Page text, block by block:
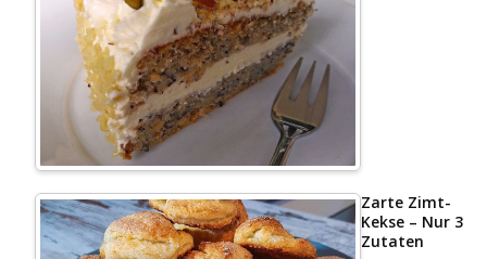
Zarte Zimt-
Kekse – Nur 3
Zutaten